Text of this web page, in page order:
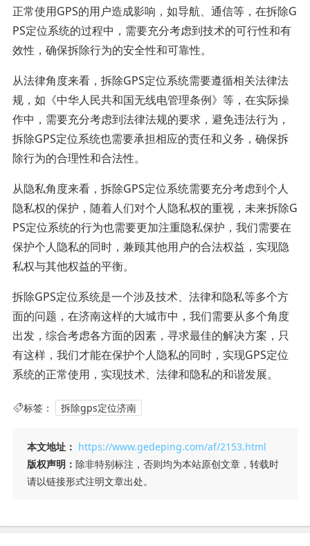
正常使用GPS的用户造成影响，如导航、通信等，在拆除G
PS定位系统的过程中，需要充分考虑到技术的可行性和有
效性，确保拆除行为的安全性和可靠性。
从法律角度来看，拆除GPS定位系统需要遵循相关法律法
规，如《中华人民共和国无线电管理条例》等，在实际操
作中，需要充分考虑到法律法规的要求，避免违法行为，
拆除GPS定位系统也需要承担相应的责任和义务，确保拆
除行为的合理性和合法性。
从隐私角度来看，拆除GPS定位系统需要充分考虑到个人
隐私权的保护，随着人们对个人隐私权的重视，未来拆除G
PS定位系统的行为也需要更加注重隐私保护，我们需要在
保护个人隐私的同时，兼顾其他用户的合法权益，实现隐
私权与其他权益的平衡。
拆除GPS定位系统是一个涉及技术、法律和隐私等多个方
面的问题，在济南这样的大城市中，我们需要从多个角度
出发，综合考虑各方面的因素，寻求最佳的解决方案，只
有这样，我们才能在保护个人隐私的同时，实现GPS定位
系统的正常使用，实现技术、法律和隐私的和谐发展。
标签： 拆除gps定位济南
本文地址： https://www.gedeping.com/af/2153.html
版权声明： 除非特别标注，否则均为本站原创文章，转载时
请以链接形式注明文章出处。